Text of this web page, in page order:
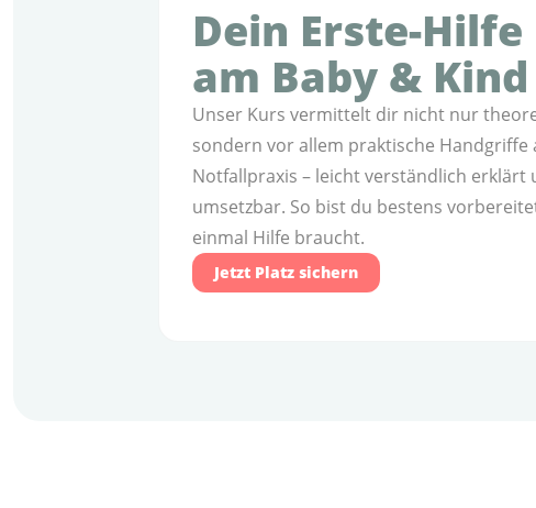
Dein Erste-Hilfe
am Baby & Kind
Unser Kurs vermittelt dir nicht nur
sondern vor allem praktische Handgriffe
Notfallpraxis – leicht verständlich erklärt
umsetzbar. So bist du bestens
einmal Hilfe braucht.
Jetzt Platz sichern